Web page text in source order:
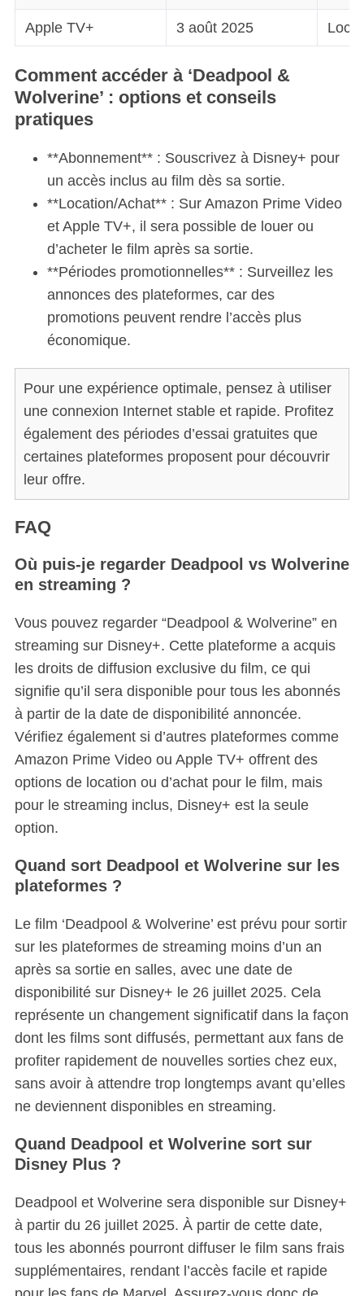
Apple TV+ 3 août 2025
Comment accéder à ‘Deadpool &
Wolverine’ : options et conseils
pratiques
**Abonnement** : Souscrivez à Disney+ pour
un accès inclus au film dès sa sortie.
**Location/Achat** : Sur Amazon Prime Video
et Apple TV+, il sera possible de louer ou
d’acheter le film après sa sortie.
**Périodes promotionnelles** : Surveillez les
annonces des plateformes, car des
promotions peuvent rendre l’accès plus
économique.
Pour une expérience optimale, pensez à utiliser
une connexion Internet stable et rapide. Profitez
également des périodes d’essai gratuites que
certaines plateformes proposent pour découvrir
leur offre.
FAQ
Où puis-je regarder Deadpool vs Wolverine
en streaming ?
Vous pouvez regarder “Deadpool & Wolverine” en
streaming sur Disney+. Cette plateforme a acquis
les droits de diffusion exclusive du film, ce qui
signifie qu’il sera disponible pour tous les abonnés
à partir de la date de disponibilité annoncée.
Vérifiez également si d’autres plateformes comme
Amazon Prime Video ou Apple TV+ offrent des
options de location ou d’achat pour le film, mais
pour le streaming inclus, Disney+ est la seule
option.
Quand sort Deadpool et Wolverine sur les
plateformes ?
Le film ‘Deadpool & Wolverine’ est prévu pour sortir
sur les plateformes de streaming moins d’un an
après sa sortie en salles, avec une date de
disponibilité sur Disney+ le 26 juillet 2025. Cela
représente un changement significatif dans la façon
dont les films sont diffusés, permettant aux fans de
profiter rapidement de nouvelles sorties chez eux,
sans avoir à attendre trop longtemps avant qu’elles
ne deviennent disponibles en streaming.
Quand Deadpool et Wolverine sort sur
Disney Plus ?
Deadpool et Wolverine sera disponible sur Disney+
à partir du 26 juillet 2025. À partir de cette date,
tous les abonnés pourront diffuser le film sans frais
supplémentaires, rendant l’accès facile et rapide
e
a
h
f
o